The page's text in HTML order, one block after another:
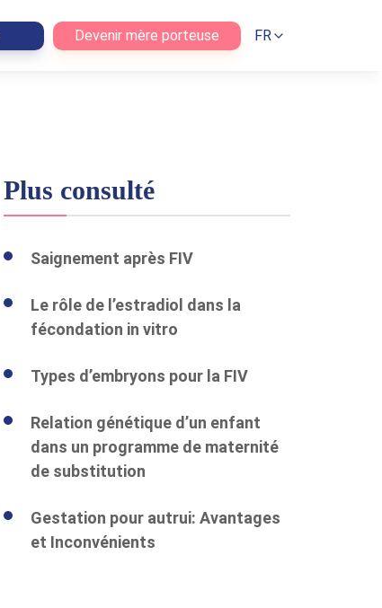
Devenir mère porteuse FR
Plus consulté
Saignement après FIV
Le rôle de l’estradiol dans la
fécondation in vitro
Types d’embryons pour la FIV
Relation génétique d’un enfant
dans un programme de maternité
de substitution
Gestation pour autrui: Avantages
et Inconvénients